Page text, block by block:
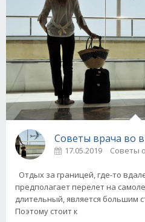
Советы врача во
17.05.2019
предполагает перелет на
длительный, является большим
Поэтому стоит к